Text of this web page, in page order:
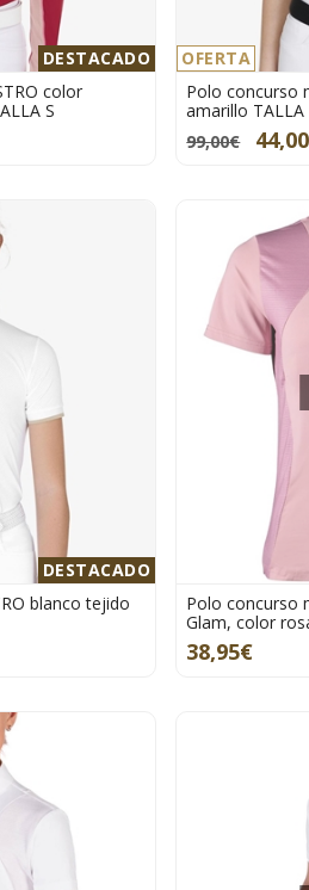
DESTACADO
color
S
OFERTA
Polo concurso
amarillo TALLA
99,00€
DESTACADO
blanco tejido
Polo concurso
Glam, color
38,95€